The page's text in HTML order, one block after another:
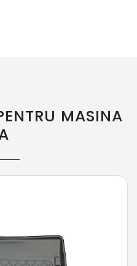
MASINA